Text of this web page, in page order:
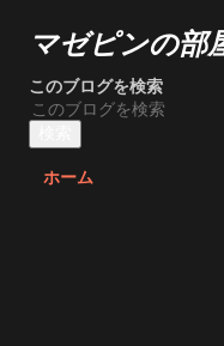
スキップし
マゼピンの部
このブログを検索
ホーム